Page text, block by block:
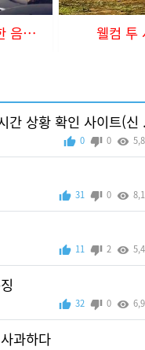
특별한 날엔 특별한 음식을~ 웰컴 투
간 상황 확인 사이트(신
0 0
31 0
11 2
32 0
과하다